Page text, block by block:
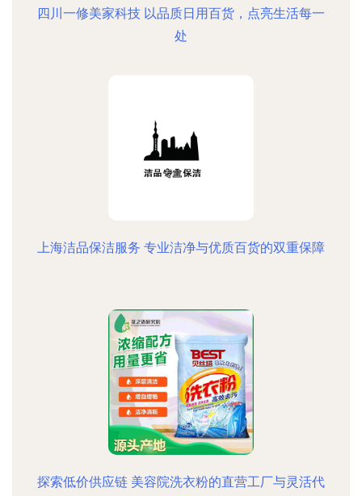
四川一修美家科技 以品质日用百货，点亮生活每一
处
上海洁品保洁服务 专业洁净与优质百货的双重保障
探索低价供应链 美容院洗衣粉的直营工厂与灵活代